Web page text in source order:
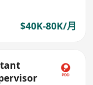
$40K-80K/月